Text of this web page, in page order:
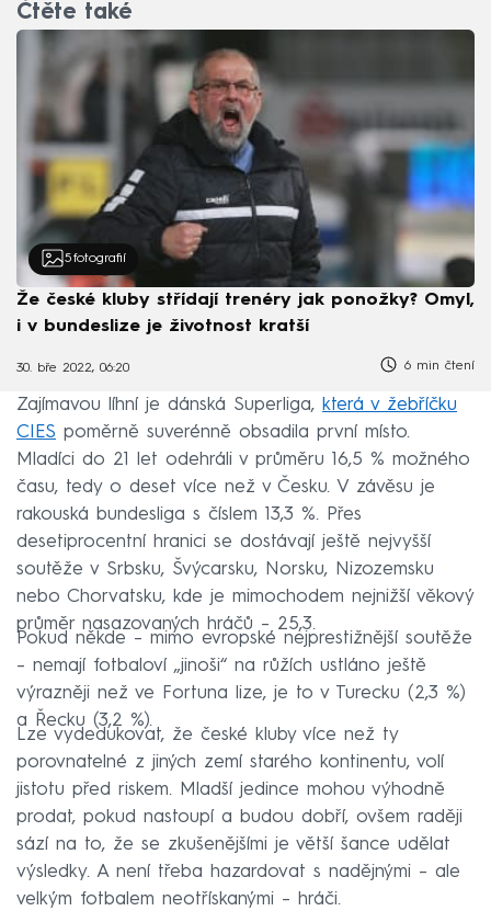
Čtěte také
5 fotografií
Že české kluby střídají trenéry jak ponožky? Omyl,
i v bundeslize je životnost kratší
30. bře 2022, 06:20 6 min čtení
Zajímavou líhní je dánská Superliga, která v žebříčku
CIES poměrně suverénně obsadila první místo.
Mladíci do 21 let odehráli v průměru 16,5 % možného
času, tedy o deset více než v Česku. V závěsu je
rakouská bundesliga s číslem 13,3 %. Přes
desetiprocentní hranici se dostávají ještě nejvyšší
soutěže v Srbsku, Švýcarsku, Norsku, Nizozemsku
nebo Chorvatsku, kde je mimochodem nejnižší věkový
průměr nasazovaných hráčů – 25,3.
Pokud někde – mimo evropské nejprestižnější soutěže
– nemají fotbaloví „jinoši“ na růžích ustláno ještě
výrazněji než ve Fortuna lize, je to v Turecku (2,3 %)
a Řecku (3,2 %).
Lze vydedukovat, že české kluby více než ty
porovnatelné z jiných zemí starého kontinentu, volí
jistotu před riskem. Mladší jedince mohou výhodně
prodat, pokud nastoupí a budou dobří, ovšem raději
sází na to, že se zkušenějšími je větší šance udělat
výsledky. A není třeba hazardovat s nadějnými – ale
velkým fotbalem neotřískanými – hráči.